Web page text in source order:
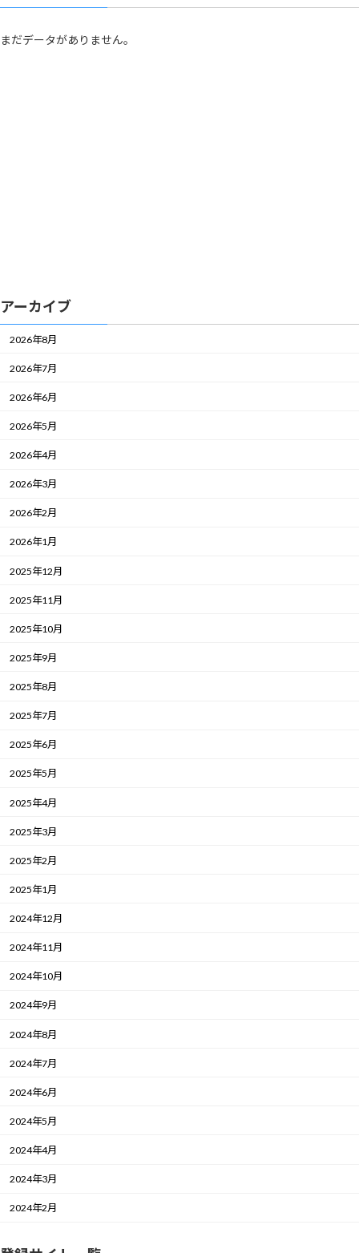
まだデータがありません。
アーカイブ
2026年8月
2026年7月
2026年6月
2026年5月
2026年4月
2026年3月
2026年2月
2026年1月
2025年12月
2025年11月
2025年10月
2025年9月
2025年8月
2025年7月
2025年6月
2025年5月
2025年4月
2025年3月
2025年2月
2025年1月
2024年12月
2024年11月
2024年10月
2024年9月
2024年8月
2024年7月
2024年6月
2024年5月
2024年4月
2024年3月
2024年2月